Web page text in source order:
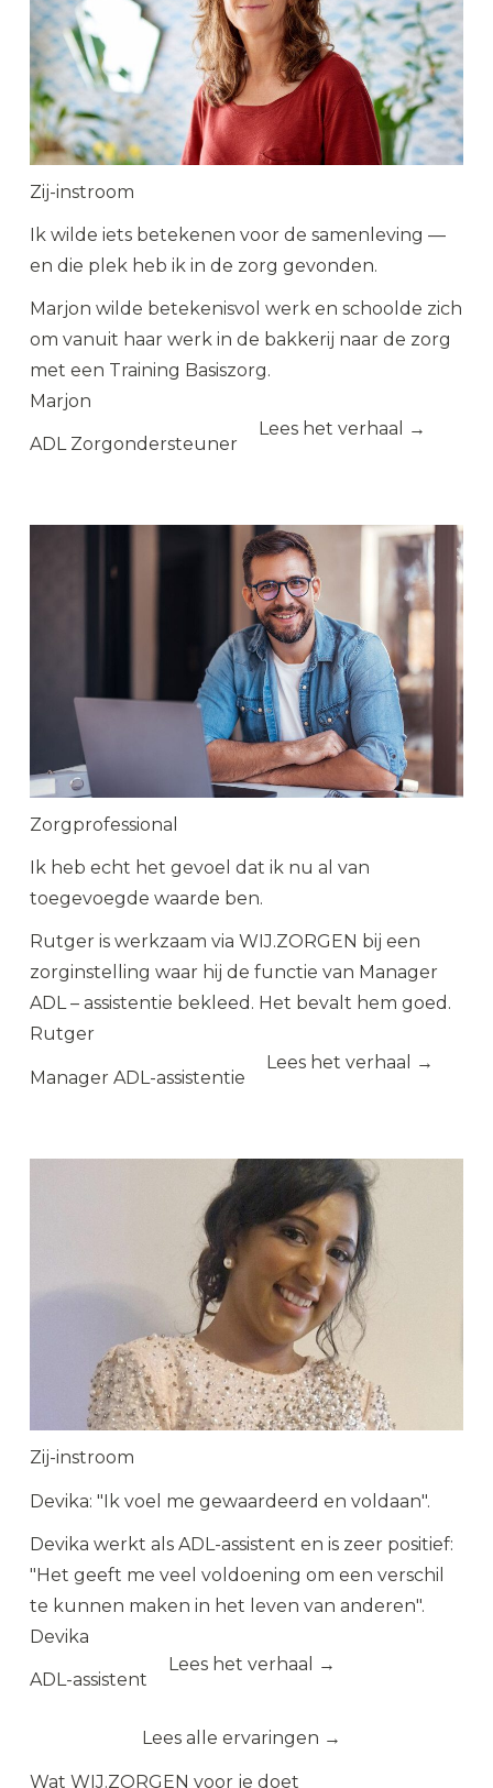
Zij-instroom
Ik wilde iets betekenen voor de samenleving —
en die plek heb ik in de zorg gevonden.
Marjon wilde betekenisvol werk en schoolde zich
om vanuit haar werk in de bakkerij naar de zorg
met een Training Basiszorg.
Marjon
ADL Zorgondersteuner
Lees het verhaal →
Zorgprofessional
Ik heb echt het gevoel dat ik nu al van
toegevoegde waarde ben.
Rutger is werkzaam via WIJ.ZORGEN bij een
zorginstelling waar hij de functie van Manager
ADL – assistentie bekleed. Het bevalt hem goed.
Rutger
Manager ADL-assistentie
Lees het verhaal →
Zij-instroom
Devika: "Ik voel me gewaardeerd en voldaan".
Devika werkt als ADL-assistent en is zeer positief:
"Het geeft me veel voldoening om een verschil
te kunnen maken in het leven van anderen".
Devika
ADL-assistent
Lees het verhaal →
Lees alle ervaringen
Wat WIJ.ZORGEN voor je doet